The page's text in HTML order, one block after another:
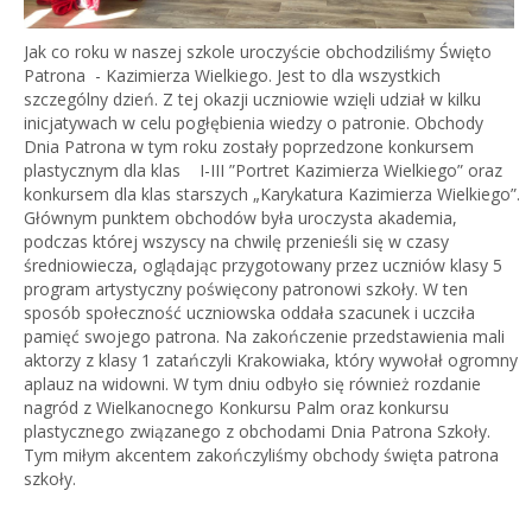
Jak co roku w naszej szkole uroczyście obchodziliśmy Święto
Patrona - Kazimierza Wielkiego. Jest to dla wszystkich
szczególny dzień. Z tej okazji uczniowie wzięli udział w kilku
inicjatywach w celu pogłębienia wiedzy o patronie. Obchody
Dnia Patrona w tym roku zostały poprzedzone konkursem
plastycznym dla klas I-III ”Portret Kazimierza Wielkiego” oraz
konkursem dla klas starszych „Karykatura Kazimierza Wielkiego”.
Głównym punktem obchodów była uroczysta akademia,
podczas której wszyscy na chwilę przenieśli się w czasy
średniowiecza, oglądając przygotowany przez uczniów klasy 5
program artystyczny poświęcony patronowi szkoły. W ten
sposób społeczność uczniowska oddała szacunek i uczciła
pamięć swojego patrona. Na zakończenie przedstawienia mali
aktorzy z klasy 1 zatańczyli Krakowiaka, który wywołał ogromny
aplauz na widowni. W tym dniu odbyło się również rozdanie
nagród z Wielkanocnego Konkursu Palm oraz konkursu
plastycznego związanego z obchodami Dnia Patrona Szkoły.
Tym miłym akcentem zakończyliśmy obchody święta patrona
szkoły.